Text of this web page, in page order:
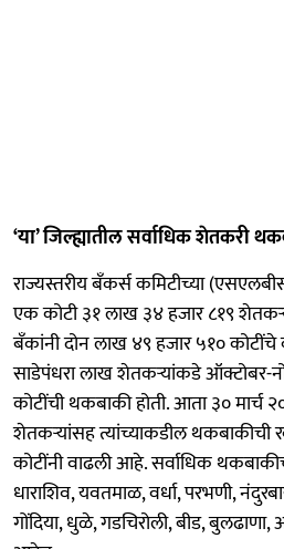
‘या’ जिल्ह्यातील सर्वाधिक शेतकरी
राज्यस्तरीय बॅंकर्स कमिटीच्या
एक कोटी ३१ लाख ३४ हजार ८१९
बॅंकांनी दोन लाख ४९ हजार ५१०
साडेपंधरा लाख शेतकऱ्यांकडे ऑक्टोबर-
कोटींची थकबाकी होती. आता ३० मार्च
शेतकऱ्यांसह त्यांच्याकडील थकबाकीची
कोटींनी वाढली आहे. सर्वाधिक
धाराशिव, यवतमाळ, वर्धा, परभणी,
गोंदिया, धुळे, गडचिरोली, बीड,